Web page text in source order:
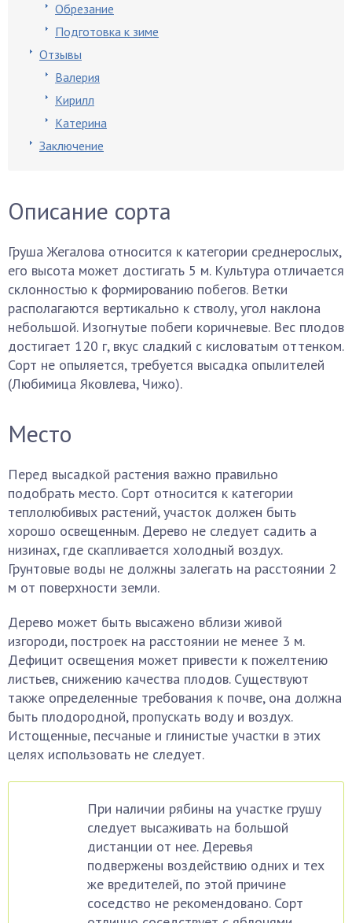
Обрезание
Подготовка к зиме
Отзывы
Валерия
Кирилл
Катерина
Заключение
Описание сорта
Груша Жегалова относится к категории среднерослых,
его высота может достигать 5 м. Культура отличается
склонностью к формированию побегов. Ветки
располагаются вертикально к стволу, угол наклона
небольшой. Изогнутые побеги коричневые. Вес плодов
достигает 120 г, вкус сладкий с кисловатым оттенком.
Сорт не опыляется, требуется высадка опылителей
(Любимица Яковлева, Чижо).
Место
Перед высадкой растения важно правильно
подобрать место. Сорт относится к категории
теплолюбивых растений, участок должен быть
хорошо освещенным. Дерево не следует садить а
низинах, где скапливается холодный воздух.
Грунтовые воды не должны залегать на расстоянии 2
м от поверхности земли.
Дерево может быть высажено вблизи живой
изгороди, построек на расстоянии не менее 3 м.
Дефицит освещения может привести к пожелтению
листьев, снижению качества плодов. Существуют
также определенные требования к почве, она должна
быть плодородной, пропускать воду и воздух.
Истощенные, песчаные и глинистые участки в этих
целях использовать не следует.
При наличии рябины на участке грушу
следует высаживать на большой
дистанции от нее. Деревья
подвержены воздействию одних и тех
же вредителей, по этой причине
соседство не рекомендовано. Сорт